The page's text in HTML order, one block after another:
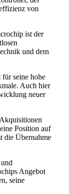
von
ist der
und dem
seine hohe
Auch hier
neuer
Position auf
die Übernahme
Angebot
seine